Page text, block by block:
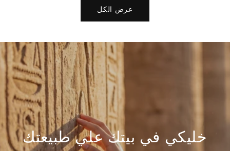
عرض الكل
خليكي في بيتك علي طبيعتك